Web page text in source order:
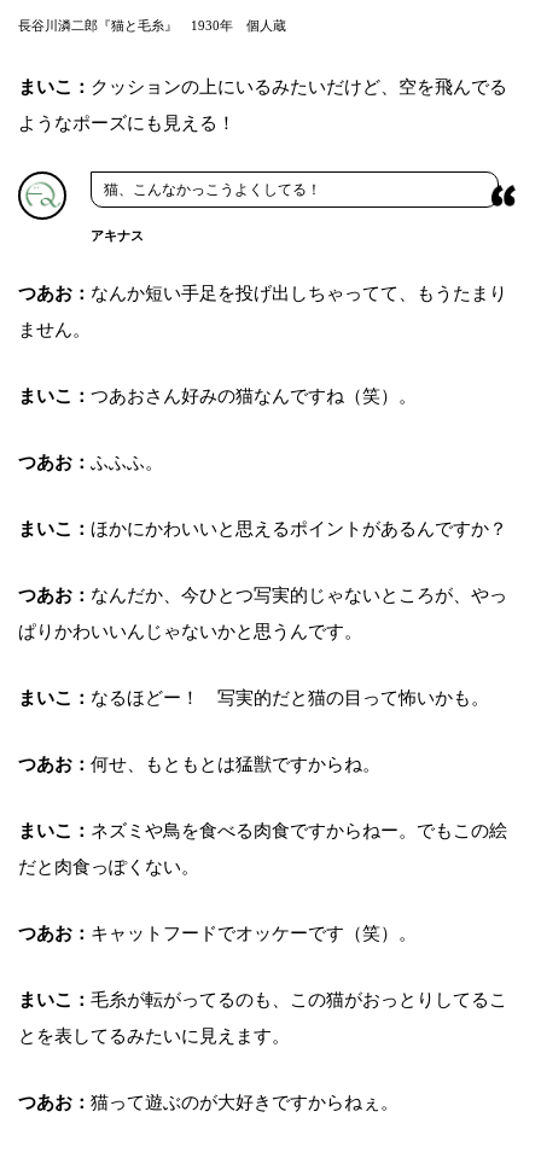
長谷川潾二郎『猫と毛糸』 1930年 個人蔵
まいこ： クッションの上にいるみたいだけど、空を飛んでる
ようなポーズにも見える！
猫、こんなかっこうよくしてる！
アキナス
つあお： なんか短い手足を投げ出しちゃってて、もうたまり
ません。
まいこ： つあおさん好みの猫なんですね（笑）。
つあお： ふふふ。
まいこ： ほかにかわいいと思えるポイントがあるんですか？
つあお： なんだか、今ひとつ写実的じゃないところが、やっ
ぱりかわいいんじゃないかと思うんです。
まいこ： なるほどー！ 写実的だと猫の目って怖いかも。
つあお： 何せ、もともとは猛獣ですからね。
まいこ： ネズミや鳥を食べる肉食ですからねー。でもこの絵
だと肉食っぽくない。
つあお： キャットフードでオッケーです（笑）。
まいこ： 毛糸が転がってるのも、この猫がおっとりしてるこ
とを表してるみたいに見えます。
つあお： 猫って遊ぶのが大好きですからねぇ。